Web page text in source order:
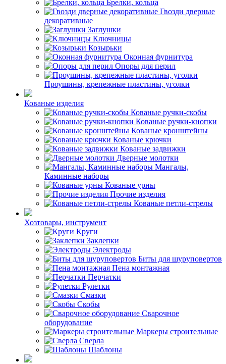
Брелки, кольца
Гвозди дверные
декоративные
Заглушки
Ключницы
Козырьки
Оконная фурнитура
Опоры для перил
Проушины, крепежные пластины, уголки
Кованые изделия
Кованые ручки-скобы
Кованые ручки-кнопки
Кованые кронштейны
Кованые крючки
Кованые задвижки
Дверные молотки
Мангалы,
Каминные наборы
Кованые урны
Прочие изделия
Кованые петли-стрелы
Хозтовары, инструмент
Круги
Заклепки
Электроды
Биты для шуруповертов
Пена монтажная
Перчатки
Рулетки
Смазки
Скобы
Сварочное
оборудование
Маркеры строительные
Сверла
Шаблоны